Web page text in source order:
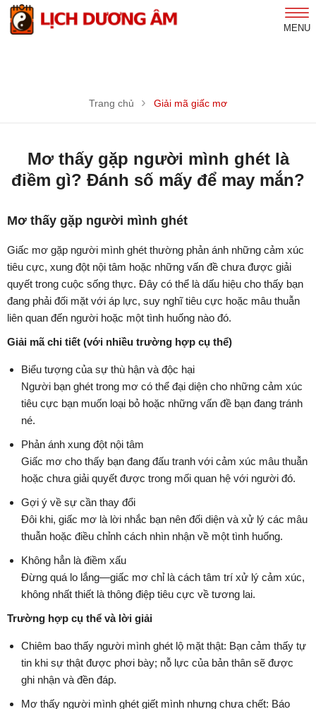
MENU
Trang chủ Giải mã giấc mơ
Mơ thấy gặp người mình ghét là
điềm gì? Đánh số mấy để may mắn?
Mơ thấy gặp người mình ghét
Giấc mơ gặp người mình ghét thường phản ánh những cảm xúc
tiêu cực, xung đột nội tâm hoặc những vấn đề chưa được giải
quyết trong cuộc sống thực. Đây có thể là dấu hiệu cho thấy bạn
đang phải đối mặt với áp lực, suy nghĩ tiêu cực hoặc mâu thuẫn
liên quan đến người hoặc một tình huống nào đó.
Giải mã chi tiết (với nhiều trường hợp cụ thể)
Biểu tượng của sự thù hận và độc hại
Người bạn ghét trong mơ có thể đại diện cho những cảm xúc
tiêu cực bạn muốn loại bỏ hoặc những vấn đề bạn đang tránh
né.
Phản ánh xung đột nội tâm
Giấc mơ cho thấy bạn đang đấu tranh với cảm xúc mâu thuẫn
hoặc chưa giải quyết được trong mối quan hệ với người đó.
Gợi ý về sự cần thay đổi
Đôi khi, giấc mơ là lời nhắc bạn nên đối diện và xử lý các mâu
thuẫn hoặc điều chỉnh cách nhìn nhận về một tình huống.
Không hẳn là điềm xấu
Đừng quá lo lắng—giấc mơ chỉ là cách tâm trí xử lý cảm xúc,
không nhất thiết là thông điệp tiêu cực về tương lai.
Trường hợp cụ thể và lời giải
Chiêm bao thấy người mình ghét lộ mặt thật: Bạn cảm thấy tự
tin khi sự thật được phơi bày; nỗ lực của bản thân sẽ được
ghi nhận và đền đáp.
Mơ thấy người mình ghét giết mình nhưng chưa chết: Báo